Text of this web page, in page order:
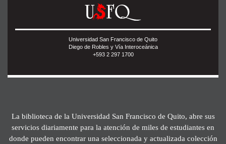
Universidad San Francisco de Quito
Diego de Robles y Vía Interoceánica
+593 2 297 1700
La biblioteca de la Universidad San Francisco de Quito, abre sus
servicios diariamente para la atención de miles de estudiantes en
donde pueden encontrar una seleccionada y actualizada colección